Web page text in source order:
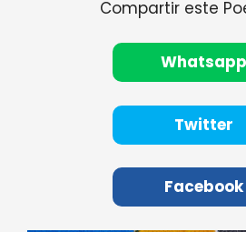
Compartir este
Whatsapp
Twitter
Facebook